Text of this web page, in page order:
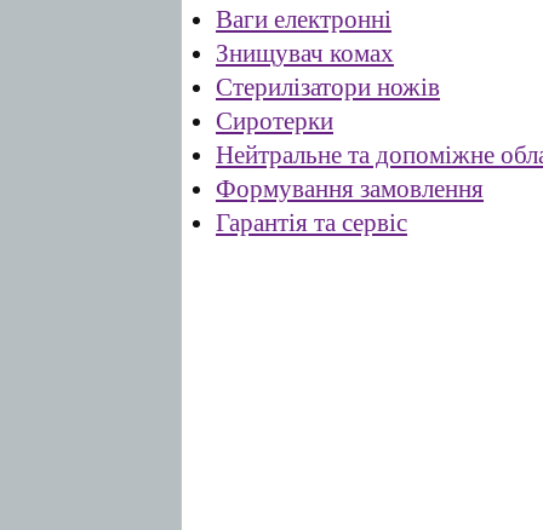
Ваги електронні
Знищувач комах
Стерилізатори ножів
Сиротерки
Нейтральне та допоміжне
Формування замовлення
Гарантія та сервіс